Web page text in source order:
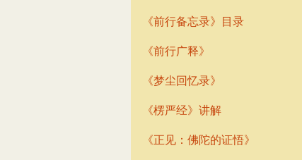
《前行备忘录》目录
《前行广释》
《梦尘回忆录》
《楞严经》讲解
《正见：佛陀的证悟》